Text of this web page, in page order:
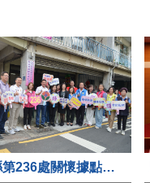
苗栗縣第236處關懷據點在苗栗市維祥里揭牌